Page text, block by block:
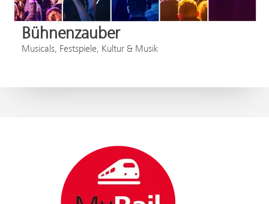
Bühnenzauber
Musicals, Festspiele, Kultur & Musik